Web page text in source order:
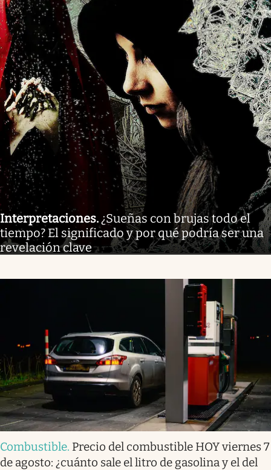
Interpretaciones. ¿Sueñas con brujas todo el
tiempo? El significado y por qué podría ser una
revelación clave
Combustible. Precio del combustible HOY viernes 7
de agosto: ¿cuánto sale el litro de gasolina y el del